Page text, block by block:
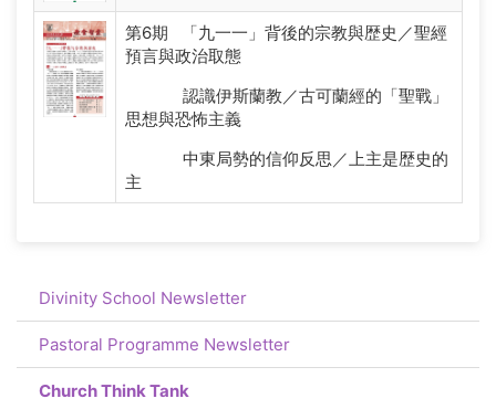
第6期 「九一一」背後的宗教與歴史／聖經
預言與政治取態
認識伊斯蘭教／古可蘭經的「聖戰」
思想與恐怖主義
中東局勢的信仰反思／上主是歴史的
主
Divinity School Newsletter
Pastoral Programme Newsletter
Church Think Tank